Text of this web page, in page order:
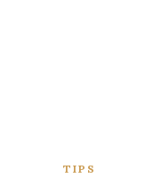
TIPS